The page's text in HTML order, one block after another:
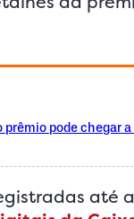
pode chegar
até